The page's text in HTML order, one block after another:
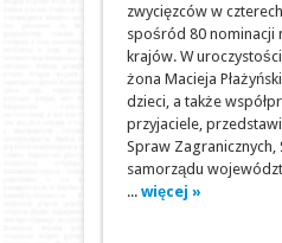
zwycięzców w
spośród 80 nominacji
krajów. W
żona Macieja
dzieci, a także
przyjaciele,
Spraw Zagranicznych,
samorządu
... więcej »